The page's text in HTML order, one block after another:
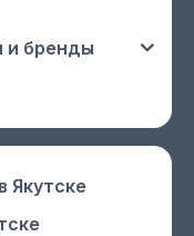
и бренды
в Якутске